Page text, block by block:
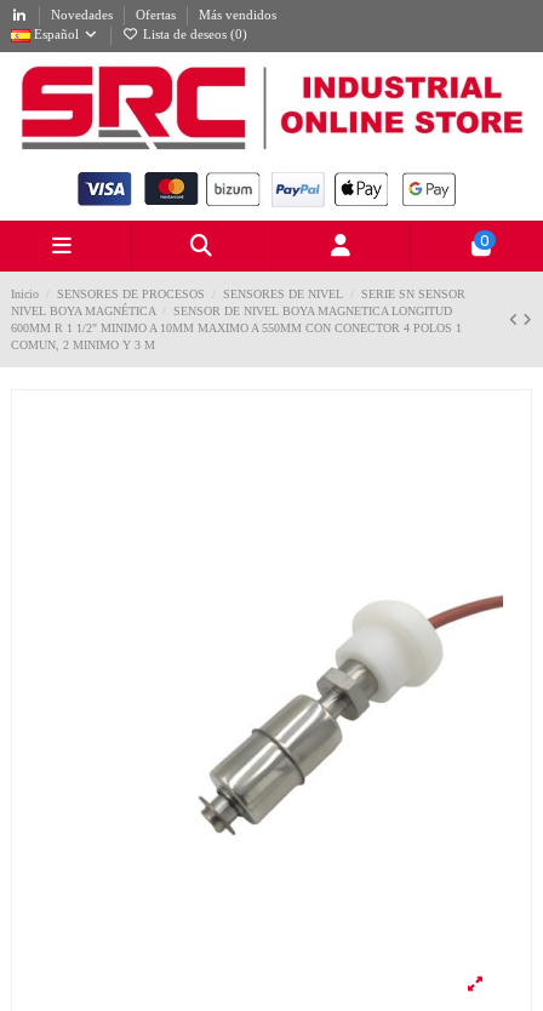
Novedades Ofertas
Más vendidos
Español
Lista de deseos (0)
0
Inicio SENSORES DE PROCESOS SENSORES DE NIVEL
SERIE SN SENSOR
NIVEL BOYA MAGNÉTICA
SENSOR DE NIVEL BOYA MAGNETICA LONGITUD
600MM R 1 1/2" MINIMO A 10MM MAXIMO A 550MM CON CONECTOR 4 POLOS 1
COMUN, 2 MINIMO Y 3 M